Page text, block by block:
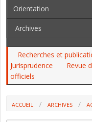
Orientation
Archives
Recherches et
Jurisprudence
Revue
officiels
ACCUEIL ARCHIVES